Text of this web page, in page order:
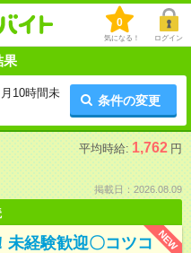
0
気になる！ ログイン
果
10時間未
条件の変更
平均時給: 1,762 円
掲載日：2026.08.09
NEW
経験歓迎〇コツコ